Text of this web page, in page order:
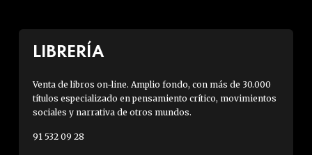
LIBRERÍA
Venta de libros on-line. Amplio fondo, con más de 30.000
títulos especializado en pensamiento crítico, movimientos
sociales y narrativa de otros mundos.
91 532 09 28